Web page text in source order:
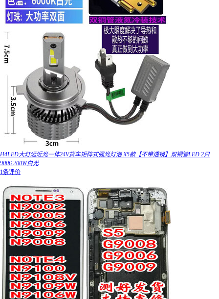
H4LED大灯远近光一体24V货车矩阵式强光灯泡 X5款【不带透镜】双铜管LED 2只
9006 200W白光
1条评价